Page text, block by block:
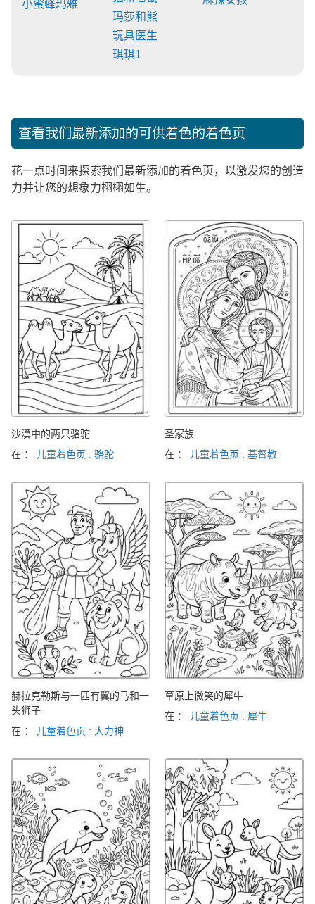
小蜜蜂玛雅
玛莎和熊
玩具医生
琪琪1
查看我们最新添加的可供着色的着色页
花一点时间来探索我们最新添加的着色页，以激发您的创造
力并让您的想象力栩栩如生。
沙漠中的两只骆驼
在 ：
儿童着色页 : 骆驼
圣家族
在 ：
儿童着色页 : 基督教
赫拉克勒斯与一匹有翼的马和一
头狮子
在 ：
儿童着色页 : 大力神
草原上微笑的犀牛
在 ：
儿童着色页 : 犀牛